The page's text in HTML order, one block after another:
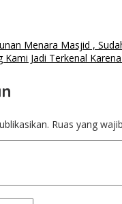
Menara Masjid ,
Kami Jadi Terkenal
Ruas yang